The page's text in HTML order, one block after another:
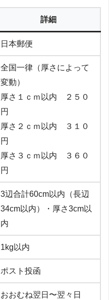
詳細
日本郵便
全国一律（厚さによって
変動）
厚さ１ｃｍ以内 ２５０
円
厚さ２ｃｍ以内 ３１０
円
厚さ３ｃｍ以内 ３６０
円
3辺合計60cm以内（長辺
34cm以内）・厚さ3cm以
内
1kg以内
ポスト投函
おおむね翌日〜翌々日